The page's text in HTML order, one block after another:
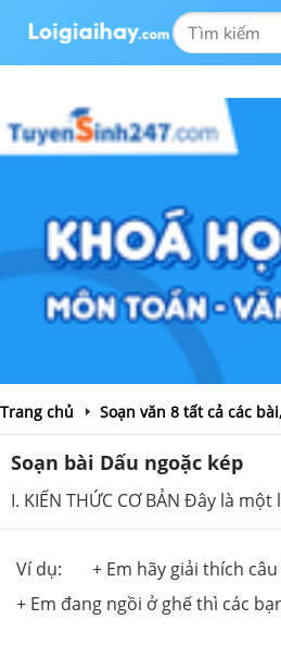
Trang chủ Soạn văn 8 tất cả các
Soạn bài Dấu ngoặc kép
I. KIẾN THỨC CƠ BẢN Đây là
Ví dụ: + Em hãy giải thích câu
+ Em đang ngồi ở ghế thì các